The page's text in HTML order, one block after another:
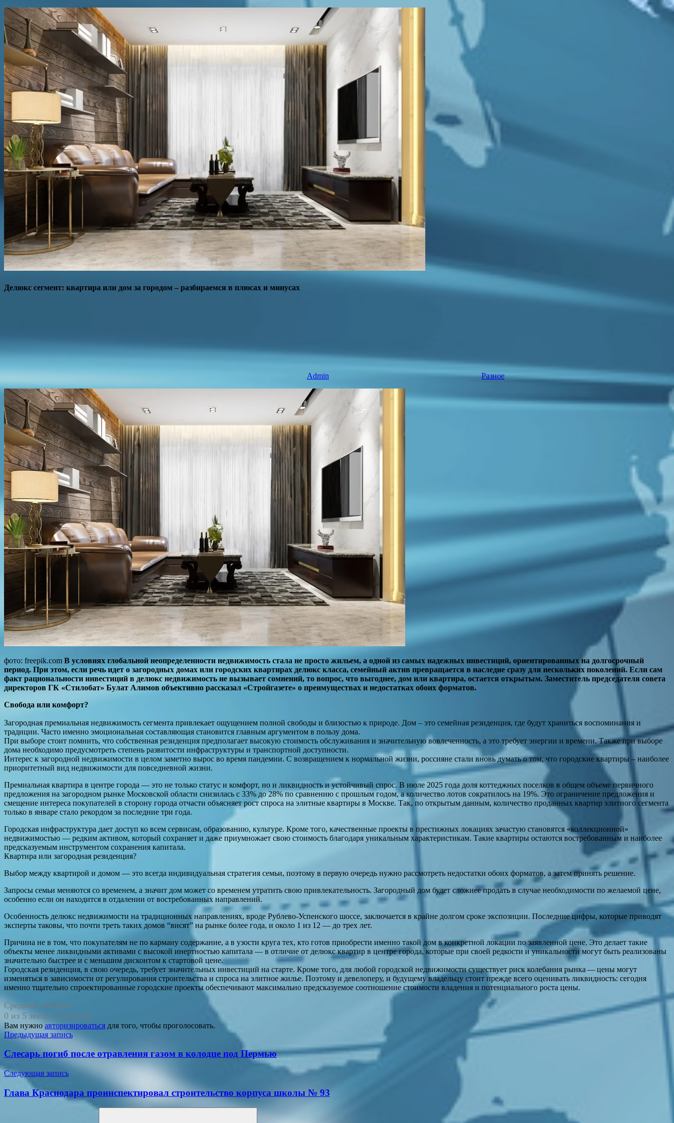
Делюкс сегмент: квартира или дом за городом – разбираемся в плюсах и минусах
Admin Разное
фото: freepik.com В условиях глобальной неопределенности недвижимость стала не просто жильем, а одной из самых надежных инвестиций, ориентированных на долгосрочный
период. При этом, если речь идет о загородных домах или городских квартирах делюкс класса, семейный актив превращается в наследие сразу для нескольких поколений. Если сам
факт рациональности инвестиций в делюкс недвижимость не вызывает сомнений, то вопрос, что выгоднее, дом или квартира, остается открытым. Заместитель председателя совета
директоров ГК «Стилобат» Булат Алимов объективно рассказал «Стройгазете» о преимуществах и недостатках обоих форматов.
Свобода или комфорт?
Загородная премиальная недвижимость сегмента привлекает ощущением полной свободы и близостью к природе. Дом – это семейная резиденция, где будут храниться воспоминания и
традиции. Часто именно эмоциональная составляющая становится главным аргументом в пользу дома.
При выборе стоит помнить, что собственная резиденция предполагает высокую стоимость обслуживания и значительную вовлеченность, а это требует энергии и времени. Также при выборе
дома необходимо предусмотреть степень развитости инфраструктуры и транспортной доступности.
Интерес к загородной недвижимости в целом заметно вырос во время пандемии. С возвращением к нормальной жизни, россияне стали вновь думать о том, что городские квартиры – наиболее
приоритетный вид недвижимости для повседневной жизни.
Премиальная квартира в центре города — это не только статус и комфорт, но и ликвидность и устойчивый спрос. В июле 2025 года доля коттеджных поселков в общем объеме первичного
предложения на загородном рынке Московской области снизилась с 33% до 28% по сравнению с прошлым годом, а количество лотов сократилось на 19%. Это ограничение предложения и
смещение интереса покупателей в сторону города отчасти объясняет рост спроса на элитные квартиры в Москве. Так, по открытым данным, количество проданных квартир элитного сегмента
только в январе стало рекордом за последние три года.
Городская инфраструктура дает доступ ко всем сервисам, образованию, культуре. Кроме того, качественные проекты в престижных локациях зачастую становятся «коллекционной»
недвижимостью — редким активом, который сохраняет и даже приумножает свою стоимость благодаря уникальным характеристикам. Такие квартиры остаются востребованным и наиболее
предсказуемым инструментом сохранения капитала.
Квартира или загородная резиденция?
Выбор между квартирой и домом — это всегда индивидуальная стратегия семьи, поэтому в первую очередь нужно рассмотреть недостатки обоих форматов, а затем принять решение.
Запросы семьи меняются со временем, а значит дом может со временем утратить свою привлекательность. Загородный дом будет сложнее продать в случае необходимости по желаемой цене,
особенно если он находится в отдалении от востребованных направлений.
Особенность делюкс недвижимости на традиционных направлениях, вроде Рублево-Успенского шоссе, заключается в крайне долгом сроке экспозиции. Последние цифры, которые приводят
эксперты таковы, что почти треть таких домов “висят” на рынке более года, и около 1 из 12 — до трех лет.
Причина не в том, что покупателям не по карману содержание, а в узости круга тех, кто готов приобрести именно такой дом в конкретной локации по заявленной цене. Это делает такие
объекты менее ликвидными активами с высокой инертностью капитала — в отличие от делюкс квартир в центре города, которые при своей редкости и уникальности могут быть реализованы
значительно быстрее и с меньшим дисконтом к стартовой цене.
Городская резиденция, в свою очередь, требует значительных инвестиций на старте. Кроме того, для любой городской недвижимости существует риск колебания рынка — цены могут
изменяться в зависимости от регулирования строительства и спроса на элитное жилье. Поэтому и девелоперу, и будущему владельцу стоит прежде всего оценивать ликвидность: сегодня
именно тщательно спроектированные городские проекты обеспечивают максимально предсказуемое соотношение стоимости владения и потенциального роста цены.
Средний рейтинг
0 из 5 звезд. 0 голосов.
Вам нужно авторизироваться для того, чтобы проголосовать.
Навигация
по
записям
Предыдущая запись
Слесарь погиб после отравления газом в колодце под Пермью
Следующая запись
Глава Краснодара проинспектировал строительство корпуса школы № 93